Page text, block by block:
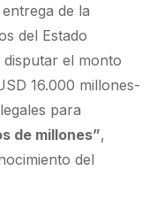
entrega de la
del Estado
el monto
16.000 millones-
para
de millones”,
del